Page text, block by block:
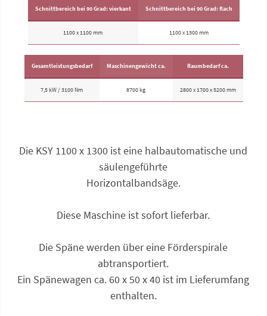
Schnittbereich bei 90 Grad: vierkant
1100 x 1100 mm
Schnittbereich bei 90 Grad: flach
1100 x 1300 mm
Gesamtleistungsbedarf
7,5 kW / 3100 Nm
Maschinengewicht ca.
8700 kg
Raumbedarf ca.
2800 x 1700 x 5200 mm
Die KSY 1100 x 1300 ist eine halb­automatische und
säulengeführte
Horizontalband­säge.
Diese Maschine ist sofort lieferbar.
Die Späne werden über eine Förderspirale
abtransportiert.
Ein Spänewagen ca. 60 x 50 x 40 ist im Lieferumfang
enthalten.